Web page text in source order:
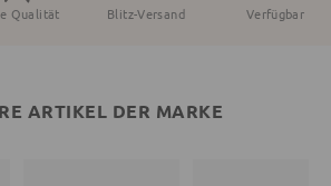
Qualität Blitz-Versand Verfügbar
ARTIKEL DER MARKE